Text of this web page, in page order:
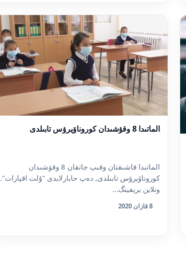
الماتىدا 8 وقۋشىدان كوروناۆيرۋس تابىلدى
الماتىدا قاشىقتان وقىپ جاتقان 8 وقۋشىدان
كوروناۆيرۋس تابىلدى, دەپ حابارلايدى "ۇلت اقپارات".
ونلاين بريفينگ...
8 قازان 2020